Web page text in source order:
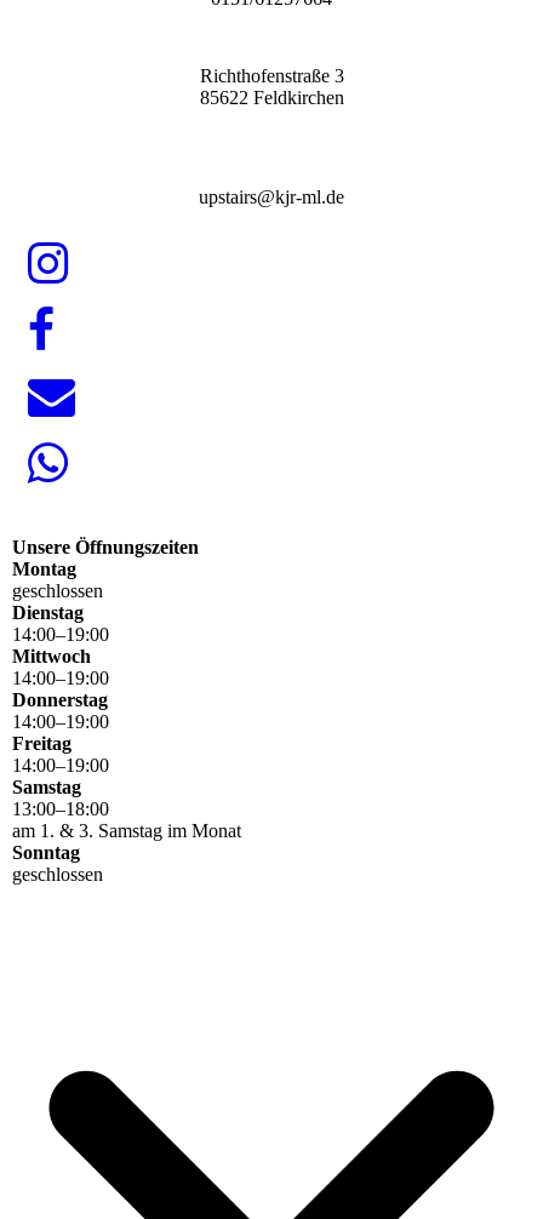
Richthofenstraße 3
85622 Feldkirchen
upstairs@kjr-ml.de
Unsere Öffnungszeiten
Montag
geschlossen
Dienstag
14:00–19:00
Mittwoch
14:00–19:00
Donnerstag
14:00–19:00
Freitag
14:00–19:00
Samstag
13:00–18:00
am 1. & 3. Samstag im Monat
Sonntag
geschlossen